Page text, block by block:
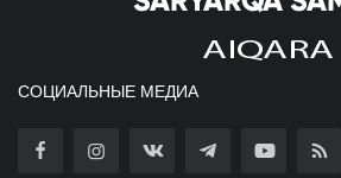
СОЦИАЛЬНЫЕ МЕДИА